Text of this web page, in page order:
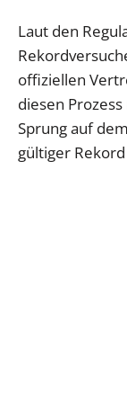
Laut den
offiziellen
diesen
Sprung auf
gültiger